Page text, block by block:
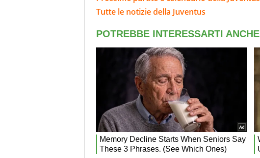
Tutte le notizie della Juventus